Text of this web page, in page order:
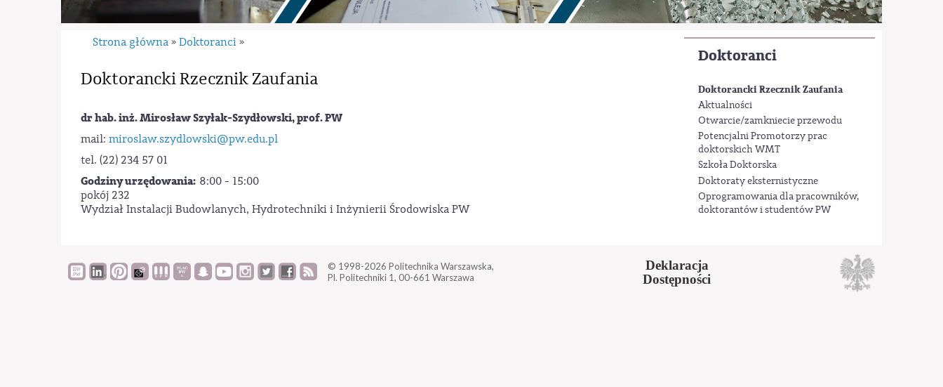
Doktoranci
Doktorancki Rzecznik Zaufania
Aktualności
Otwarcie/zamkniecie przewodu
Potencjalni Promotorzy prac
doktorskich WMT
Szkoła Doktorska
Doktoraty eksternistyczne
Oprogramowania dla pracowników,
doktorantów i studentów PW
Strona główna » Doktoranci »
Doktorancki Rzecznik Zaufania
dr hab. inż. Mirosław Szyłak-Szydłowski, prof. PW
mail: miroslaw.szydlowski@pw.edu.pl
tel. (22) 234 57 01
Godziny urzędowania: 8:00 - 15:00
pokój 232
Wydział Instalacji Budowlanych, Hydrotechniki i Inżynierii Środowiska PW
© 1998-2026 Politechnika Warszawska,
Pl. Politechniki 1, 00-661 Warszawa
Deklaracja
Dostępności